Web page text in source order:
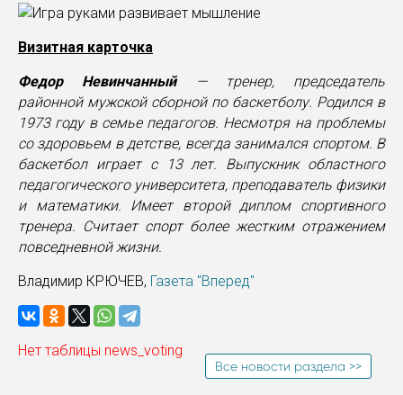
Визитная карточка
Федор Невинчанный— тренер, председатель
районной мужской сборной по баскетболу. Родился в
1973 году в семье педагогов. Несмотря на проблемы
со здоровьем в детстве, всегда занимался спортом. В
баскетбол играет с 13 лет. Выпускник областного
педагогического университета, преподаватель физики
и математики. Имеет второй диплом спортивного
тренера. Считает спорт более жестким отражением
повседневной жизни.
Владимир КРЮЧЕВ, Газета "Вперед"
Нет таблицы news_voting
Все новости раздела >>